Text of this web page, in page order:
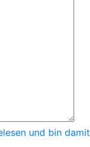
und bin damit